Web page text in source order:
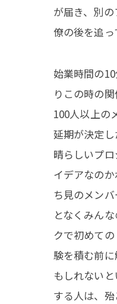
が届き、別
僚の後を追っ
始業時間の
りこの時の
100人以上の
延期が決定
晴らしいプ
イデアなの
ち見のメン
となくみん
クで初めて
験を積む前
もしれない
する人は、殆